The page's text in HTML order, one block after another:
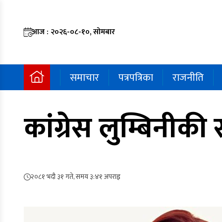
आज : २०२६-०८-१०, सोमबार
समाचार पत्रपत्रिका राजनीति
कांग्रेस
२०८१ भदौ ३१ गते, समय ३:४१ अपराह्न